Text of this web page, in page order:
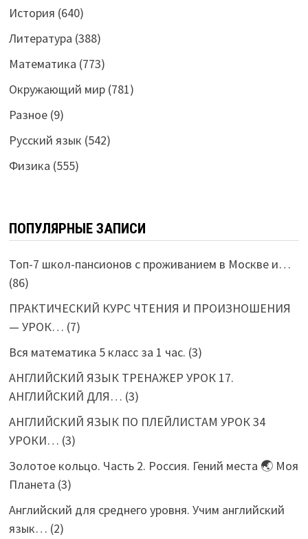
История (640)
Литература (388)
Математика (773)
Окружающий мир(781)
Разное(9)
Русский язык (542)
Физика (555)
ПОПУЛЯРНЫЕ ЗАПИСИ
Топ-7 школ-пансионов с проживанием в Москве и…
(86)
ПРАКТИЧЕСКИЙ КУРС ЧТЕНИЯ И ПРОИЗНОШЕНИЯ
— УРОК… (7)
Вся математика 5 класс за 1 час. (3)
АНГЛИЙСКИЙ ЯЗЫК ТРЕНАЖЕР УРОК 17.
АНГЛИЙСКИЙ ДЛЯ… (3)
АНГЛИЙСКИЙ ЯЗЫК ПО ПЛЕЙЛИСТАМ УРОК 34
УРОКИ… (3)
Золотое кольцо. Часть 2. Россия. Гений места 🌏 Моя
Планета (3)
Английский для среднего уровня. Учим английский
язык… (2)